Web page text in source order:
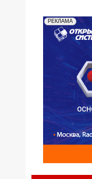
РЕКЛАМА